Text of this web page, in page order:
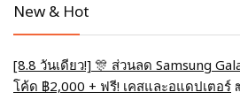
New & Hot
[8.8 วันเดียว!] 🎊 ส่วนลด Samsung
โค้ด ฿2,000 + ฟรี! เคสและอแดปเตอร์